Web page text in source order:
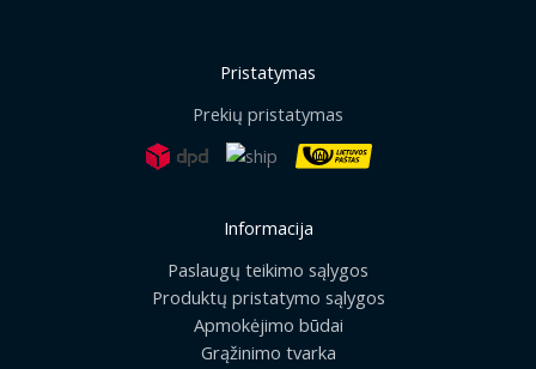
Pristatymas
Prekių pristatymas
Informacija
Paslaugų teikimo sąlygos
Produktų pristatymo sąlygos
Apmokėjimo būdai
Grąžinimo tvarka